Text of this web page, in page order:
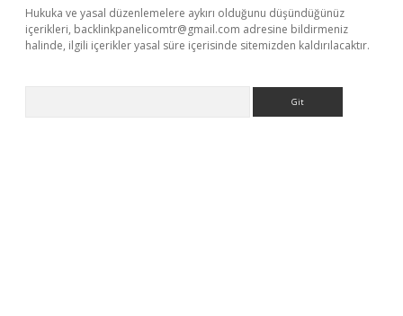
Hukuka ve yasal düzenlemelere aykırı olduğunu düşündüğünüz
içerikleri, backlinkpanelicomtr@gmail.com adresine bildirmeniz
halinde, ilgili içerikler yasal süre içerisinde sitemizden kaldırılacaktır.